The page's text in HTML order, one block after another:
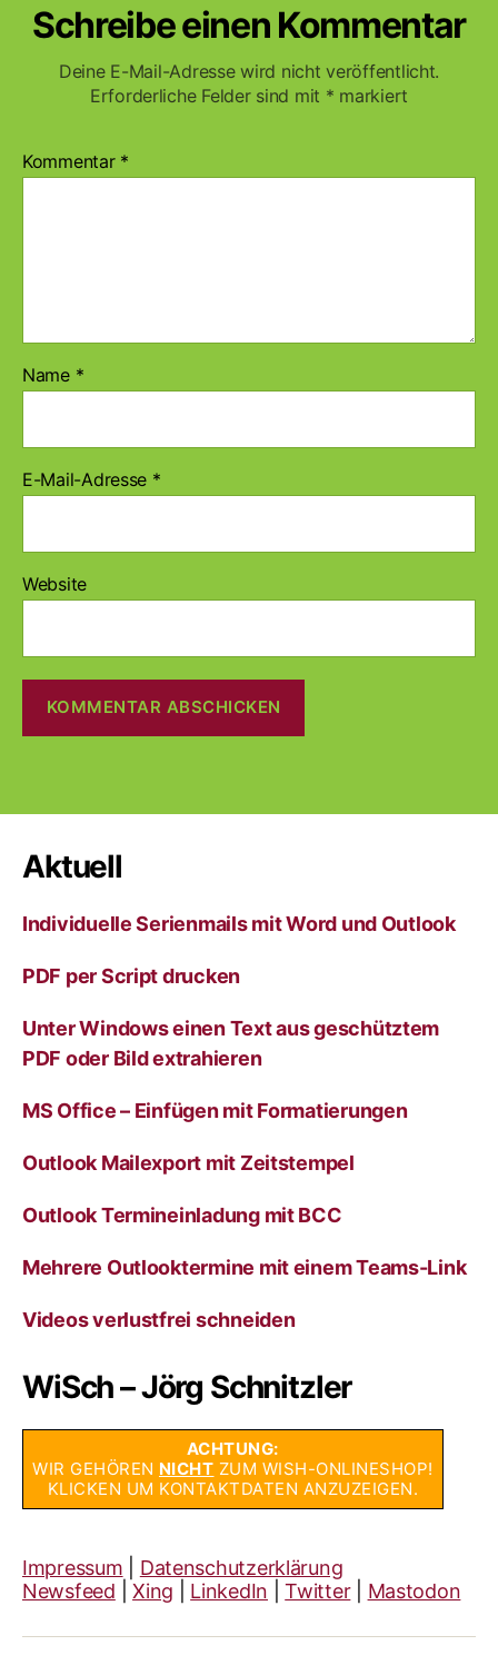
Schreibe einen Kommentar
Deine E-Mail-Adresse wird nicht veröffentlicht.
Erforderliche Felder sind mit * markiert
Kommentar *
Name *
E-Mail-Adresse *
Website
t
r
n
v
Aktuell
Individuelle Serienmails mit Word und Outlook
PDF per Script drucken
Unter Windows einen Text aus geschütztem
PDF oder Bild extrahieren
MS Office – Einfügen mit Formatierungen
Outlook Mailexport mit Zeitstempel
Outlook Termineinladung mit BCC
Mehrere Outlooktermine mit einem Teams-Link
Videos verlustfrei schneiden
WiSch – Jörg Schnitzler
ACHTUNG:
WIR GEHÖREN NICHT ZUM WISH-ONLINESHOP!
KLICKEN UM KONTAKTDATEN ANZUZEIGEN.
Impressum
Datenschutzerklärung
Newsfeed |Xing LinkedIn |Twitter Mastodon